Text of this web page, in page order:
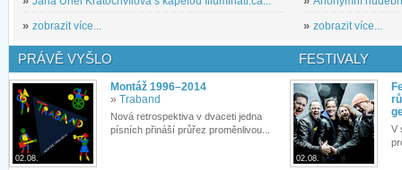
» zobrazit více... » zobrazit více...
PRÁVĚ VYŠLO
02.08.
Montáž 1996–2014
» Traband
Nová retrospektiva v dvaceti jedna
písních přináší průřez proměnlivou...
FESTIVALY
02.08.
V